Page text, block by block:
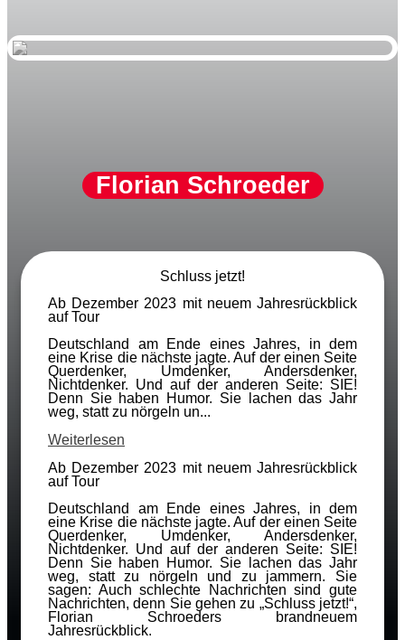
Florian Schroeder
Schluss jetzt!
Ab Dezember 2023 mit neuem Jahresrückblick
auf Tour
Deutschland am Ende eines Jahres, in dem
eine Krise die nächste jagte. Auf der einen Seite
Querdenker, Umdenker, Andersdenker,
Nichtdenker. Und auf der anderen Seite: SIE!
Denn Sie haben Humor. Sie lachen das Jahr
weg, statt zu nörgeln un...
Weiterlesen
Ab Dezember 2023 mit neuem Jahresrückblick
auf Tour
Deutschland am Ende eines Jahres, in dem
eine Krise die nächste jagte. Auf der einen Seite
Querdenker, Umdenker, Andersdenker,
Nichtdenker. Und auf der anderen Seite: SIE!
Denn Sie haben Humor. Sie lachen das Jahr
weg, statt zu nörgeln und zu jammern. Sie
sagen: Auch schlechte Nachrichten sind gute
Nachrichten, denn Sie gehen zu „Schluss jetzt!“,
Florian Schroeders brandneuem
Jahresrückblick.